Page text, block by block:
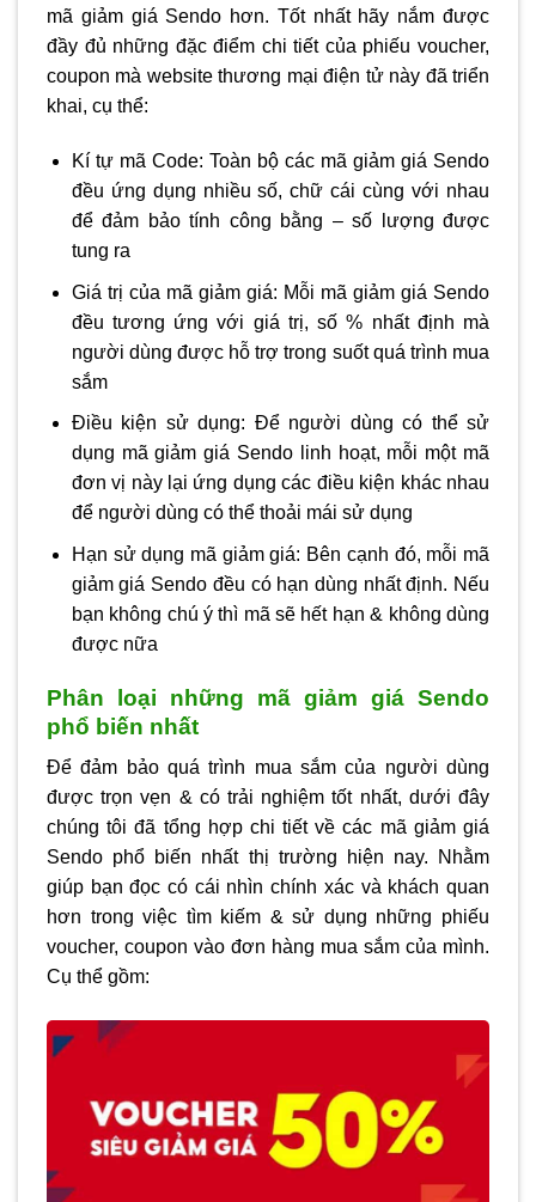
mã giảm giá Sendo hơn. Tốt nhất hãy nắm được
đầy đủ những đặc điểm chi tiết của phiếu voucher,
coupon mà website thương mại điện tử này đã triển
khai, cụ thể:
Kí tự mã Code: Toàn bộ các mã giảm giá Sendo
đều ứng dụng nhiều số, chữ cái cùng với nhau
để đảm bảo tính công bằng – số lượng được
tung ra
Giá trị của mã giảm giá: Mỗi mã giảm giá Sendo
đều tương ứng với giá trị, số % nhất định mà
người dùng được hỗ trợ trong suốt quá trình mua
sắm
Điều kiện sử dụng: Để người dùng có thể sử
dụng mã giảm giá Sendo linh hoạt, mỗi một mã
đơn vị này lại ứng dụng các điều kiện khác nhau
để người dùng có thể thoải mái sử dụng
Hạn sử dụng mã giảm giá: Bên cạnh đó, mỗi mã
giảm giá Sendo đều có hạn dùng nhất định. Nếu
bạn không chú ý thì mã sẽ hết hạn & không dùng
được nữa
Phân loại những mã giảm giá Sendo
phổ biến nhất
Để đảm bảo quá trình mua sắm của người dùng
được trọn vẹn & có trải nghiệm tốt nhất, dưới đây
chúng tôi đã tổng hợp chi tiết về các mã giảm giá
Sendo phổ biến nhất thị trường hiện nay. Nhằm
giúp bạn đọc có cái nhìn chính xác và khách quan
hơn trong việc tìm kiếm & sử dụng những phiếu
voucher, coupon vào đơn hàng mua sắm của mình.
Cụ thể gồm: